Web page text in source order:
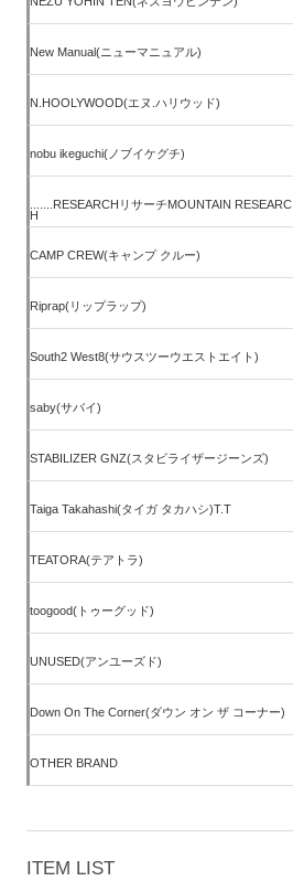
New Manual(ニューマニュアル)
N.HOOLYWOOD(エヌ.ハリウッド)
nobu ikeguchi(ノブイケグチ)
.......RESEARCHリサーチMOUNTAIN RESEARC
H
CAMP CREW(キャンプ クルー)
Riprap(リップラップ)
South2 West8(サウスツーウエストエイト)
saby(サバイ)
STABILIZER GNZ(スタビライザージーンズ)
Taiga Takahashi(タイガ タカハシ)T.T
TEATORA(テアトラ)
toogood(トゥーグッド)
UNUSED(アンユーズド)
Down On The Corner(ダウン オン ザ コーナー)
OTHER BRAND
ITEM LIST